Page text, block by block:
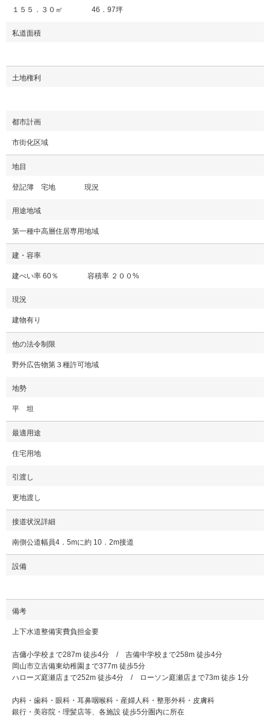
１５５．３０㎡ 46．97坪
私道面積
土地権利
都市計画
市街化区域
地目
登記簿 宅地 現況
用途地域
第一種中高層住居専用地域
建・容率
建ぺい率 60％ 容積率 ２００%
現況
建物有り
他の法令制限
野外広告物第３種許可地域
地勢
平 坦
最適用途
住宅用地
引渡し
更地渡し
接道状況詳細
南側公道幅員4．5mに約 10．2m接道
設備
備考
上下水道整備実費負担金要
吉傭小学校まで287m 徒歩4分 / 吉備中学校まで258m 徒歩4分
岡山市立吉備東幼稚園まで377m 徒歩5分
ハローズ庭瀬店まで252m 徒歩4分 / ローソン庭瀬店まで73m 徒歩 1分
内科・歯科・眼科・耳鼻咽喉科・産婦人科・整形外科・皮膚科
銀行・美容院・理髪店等、各施設 徒歩5分圏内に所在